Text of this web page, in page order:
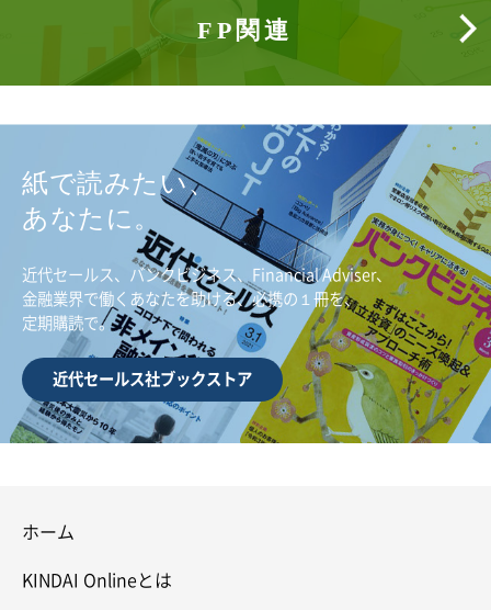
FP関連
紙で読みたい、
あなたに。
近代セールス、バンクビジネス、Financial Adviser、
金融業界で働くあなたを助ける、必携の１冊を、
定期購読で。
近代セールス社ブックストア
ホーム
KINDAI Onlineとは